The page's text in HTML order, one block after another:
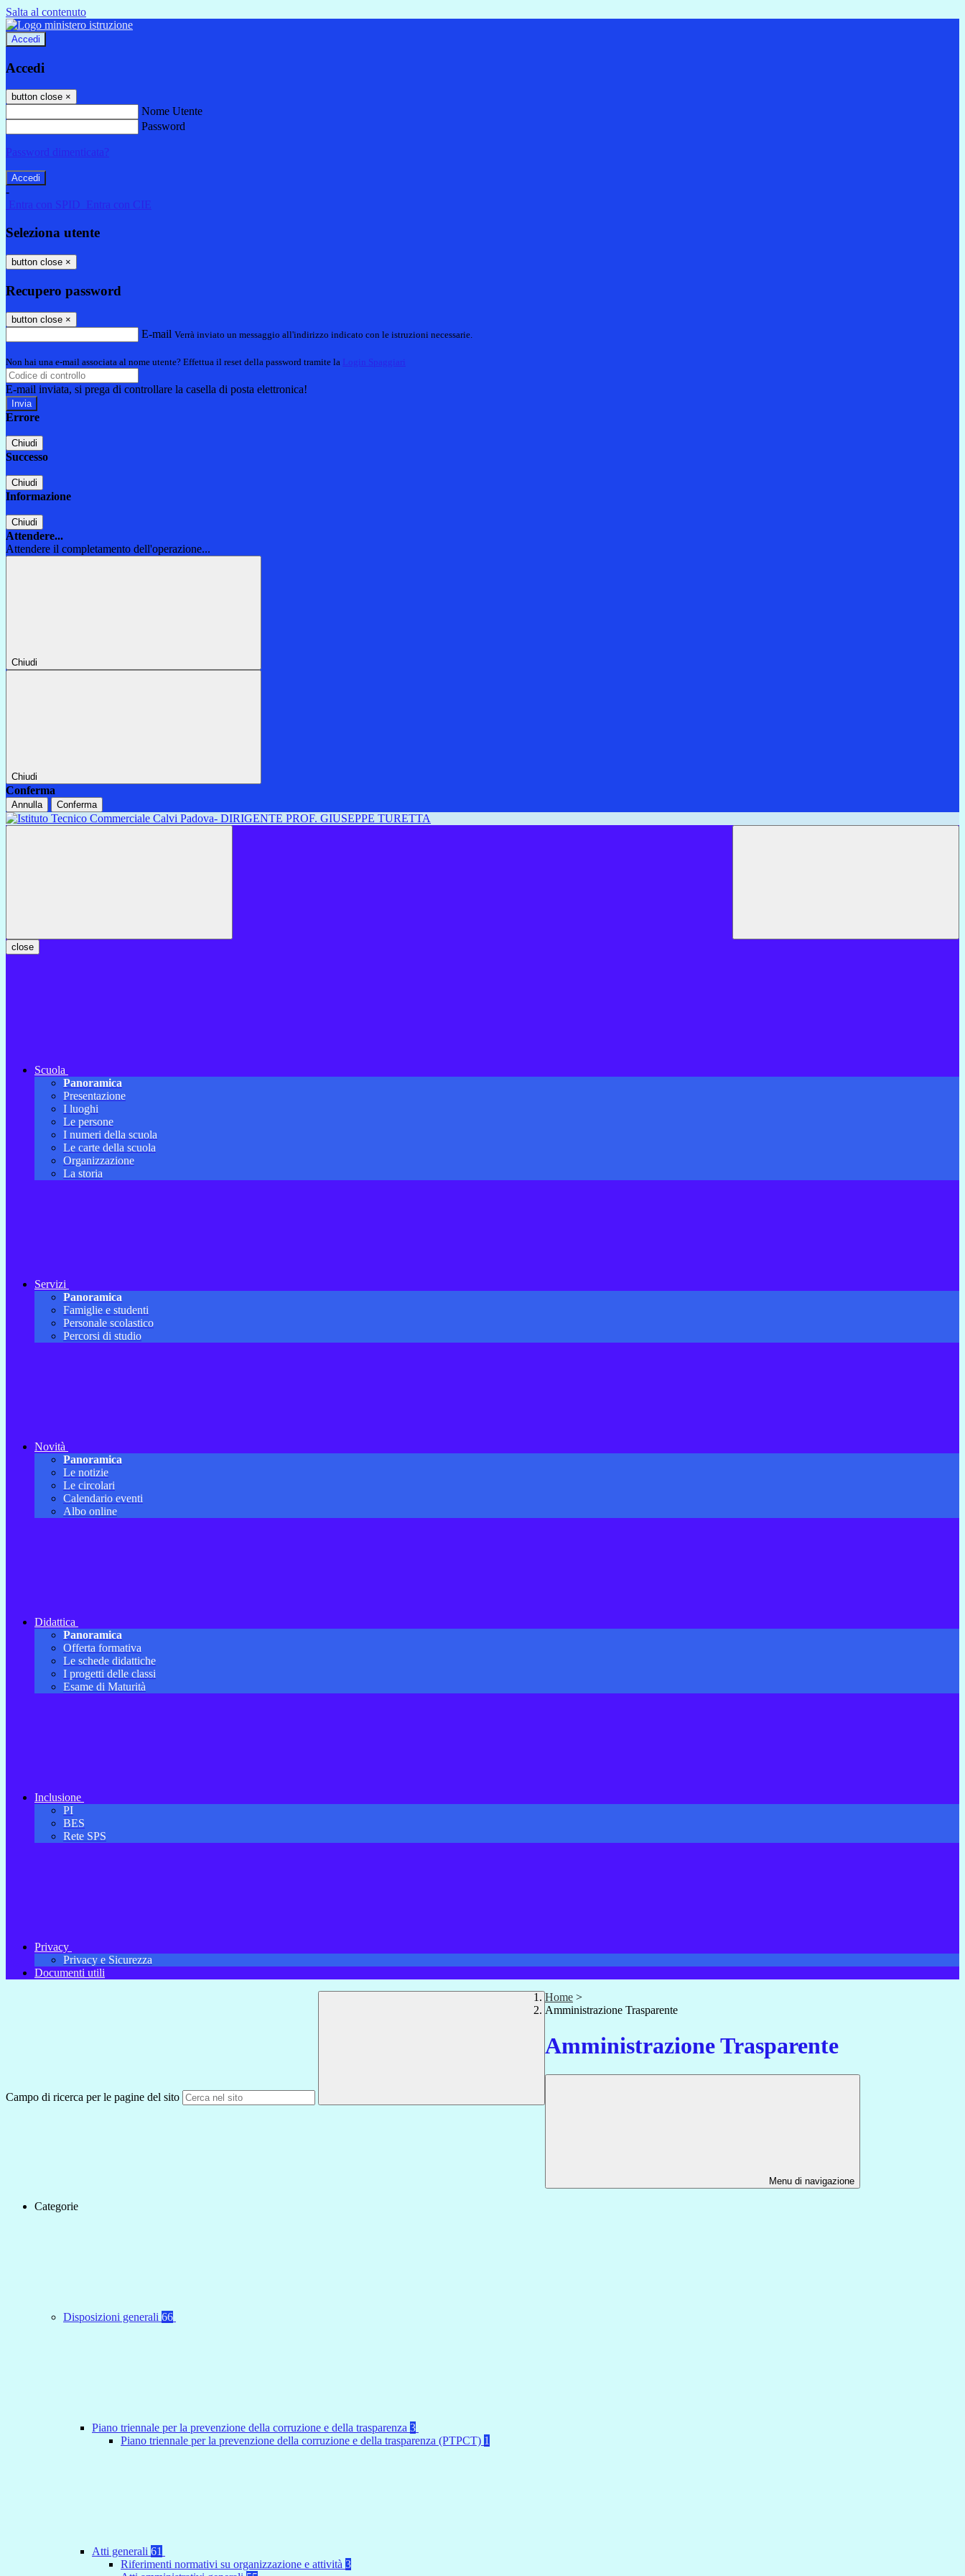
Salta al contenuto
Accedi
Accedi
button close ×
Nome Utente
Password
Password dimenticata?
-
Entra con SPID
Entra con CIE
Seleziona utente
button close ×
Recupero password
button close ×
E-mail Verrà inviato un messaggio all'indirizzo indicato con le istruzioni necessarie.
Non hai una e-mail associata al nome utente? Effettua il reset della password tramite la Login Spaggiari
E-mail inviata, si prega di controllare la casella di posta elettronica!
Errore
Chiudi
Successo
Chiudi
Informazione
Chiudi
Attendere...
Attendere il completamento dell'operazione...
Chiudi
Chiudi
Conferma
Annulla Conferma
close
Scuola
Panoramica
Presentazione
I luoghi
Le persone
I numeri della scuola
Le carte della scuola
Organizzazione
La storia
Servizi
Panoramica
Famiglie e studenti
Personale scolastico
Percorsi di studio
Novità
Panoramica
Le notizie
Le circolari
Calendario eventi
Albo online
Didattica
Panoramica
Offerta formativa
Le schede didattiche
I progetti delle classi
Esame di Maturità
Inclusione
PI
BES
Rete SPS
Privacy
Privacy e Sicurezza
Documenti utili
Campo di ricerca per le pagine del sito
Home >
Amministrazione Trasparente
Amministrazione Trasparente
Menu di navigazione
Categorie
Disposizioni generali 66
Piano triennale per la prevenzione della corruzione e della trasparenza 3
Piano triennale per la prevenzione della corruzione e della trasparenza (PTPCT) 1
Atti generali 61
Riferimenti normativi su organizzazione e attività 3